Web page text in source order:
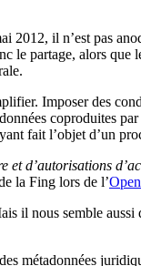
2012, il n’est pas
le partage, alors que
Imposer des
coproduites
fait l’objet d’un
d’autorisations
la Fing lors de l’
il nous semble aussi
métadonnées